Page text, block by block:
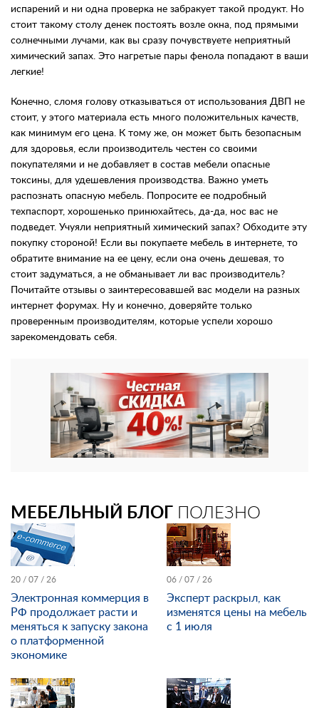
испарений и ни одна проверка не забракует такой продукт. Но
стоит такому столу денек постоять возле окна, под прямыми
солнечными лучами, как вы сразу почувствуете неприятный
химический запах. Это нагретые пары фенола попадают в ваши
легкие!
Конечно, сломя голову отказываться от использования ДВП не
стоит, у этого материала есть много положительных качеств,
как минимум его цена. К тому же, он может быть безопасным
для здоровья, если производитель честен со своими
покупателями и не добавляет в состав мебели опасные
токсины, для удешевления производства. Важно уметь
распознать опасную мебель. Попросите ее подробный
техпаспорт, хорошенько принюхайтесь, да-да, нос вас не
подведет. Учуяли неприятный химический запах? Обходите эту
покупку стороной! Если вы покупаете мебель в интернете, то
обратите внимание на ее цену, если она очень дешевая, то
стоит задуматься, а не обманывает ли вас производитель?
Почитайте отзывы о заинтересовавшей вас модели на разных
интернет форумах. Ну и конечно, доверяйте только
проверенным производителям, которые успели хорошо
зарекомендовать себя.
МЕБЕЛЬНЫЙ БЛОГ ПОЛЕЗНО
20 / 07 / 26
Электронная коммерция в
РФ продолжает расти и
меняться к запуску закона
о платформенной
экономике
06 / 07 / 26
Эксперт раскрыл, как
изменятся цены на мебель
с 1 июля